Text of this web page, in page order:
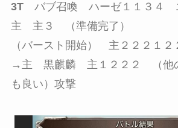
3Tバブ召喚 ハーゼ１１３４
主 主３ （準備完了）
（バースト開始） 主２２２１
→主 黒麒麟 主１２２２ （他
も良い）攻撃